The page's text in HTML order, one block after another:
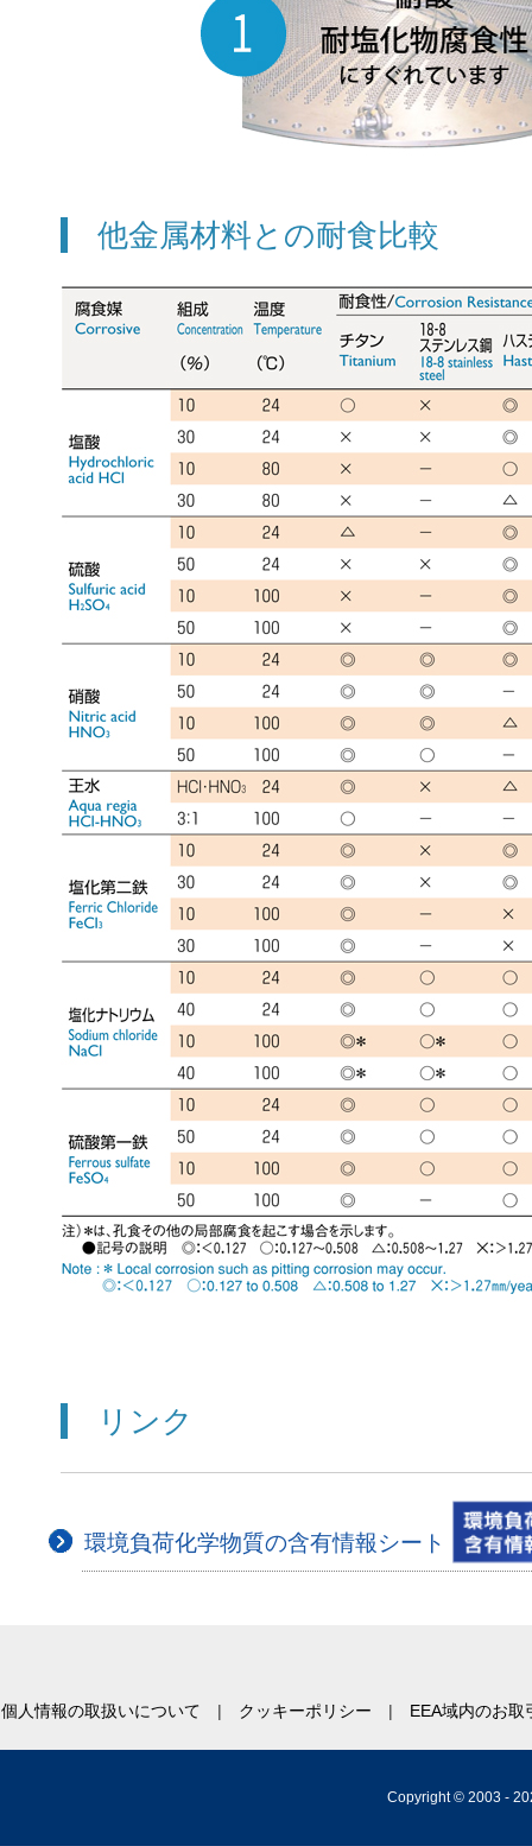
他金属材料との耐食比較
リンク
環境負荷化学物質の含有情報シート
個人情報の取扱いについて クッキーポリシー EEA域内のお
Copyright © 2003 -